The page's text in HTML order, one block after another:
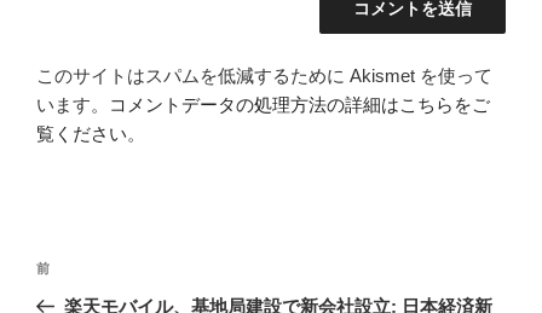
このサイトはスパムを低減するために Akismet を使って
います。
コメントデータの処理方法の詳細はこちらをご
覧ください。
投
前
の
前
楽天モバイル、基地局建設で新会社設立: 日本経済新